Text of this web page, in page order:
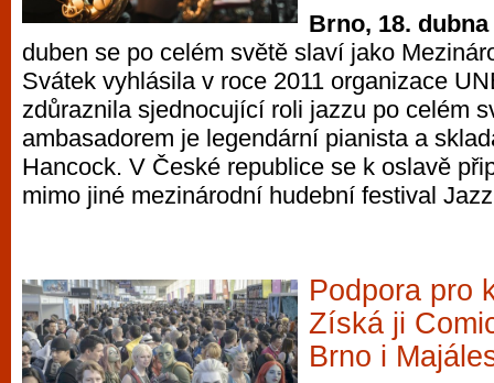
Brno, 18. dubna
duben se po celém světě slaví jako
Svátek vyhlásila v roce 2011 organizace
zdůraznila sjednocující roli jazzu po celém
ambasadorem je legendární pianista a
Hancock. V České republice se k oslavě
mimo jiné mezinárodní hudební festival
Podpora pro
Získá ji
Brno i